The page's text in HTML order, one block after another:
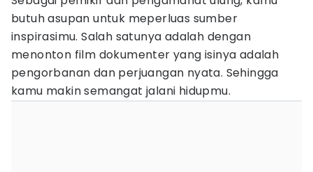
butuh asupan untuk meperluas sumber
inspirasimu. Salah satunya adalah dengan
menonton film dokumenter yang isinya adalah
pengorbanan dan perjuangan nyata. Sehingga
kamu makin semangat jalani hidupmu.